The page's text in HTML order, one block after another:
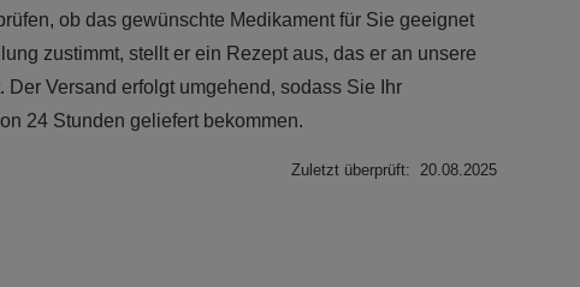
ob das gewünschte Medikament für Sie geeignet
zustimmt, stellt er ein Rezept aus, das er an unsere
Der Versand erfolgt umgehend, sodass Sie Ihr
24 Stunden geliefert bekommen.
Zuletzt überprüft: 20.08.2025